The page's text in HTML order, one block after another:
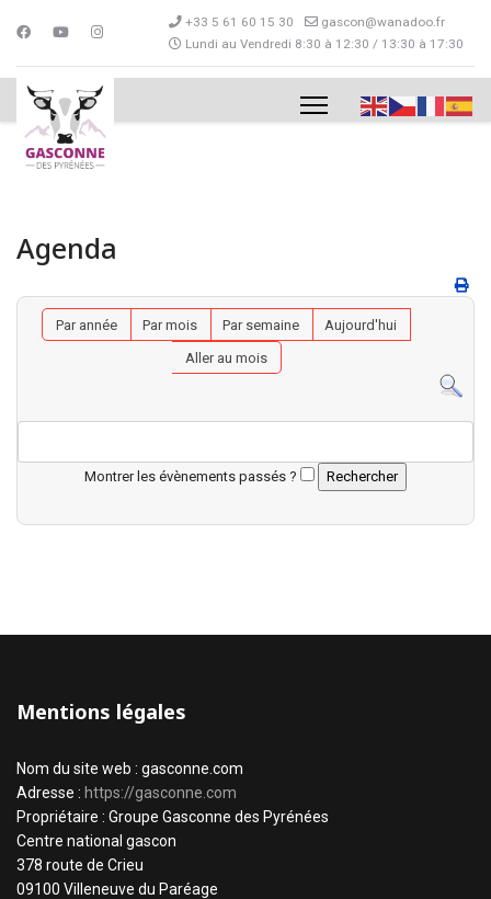
+33 5 61 60 15 30
gascon@wanadoo.fr
Lundi au Vendredi 8:30 à 12:30 / 13:30 à 17:30
Agenda
Par année Par mois Par semaine
Aujourd'hui
Aller au mois
Montrer les évènements passés ?
Mentions légales
Nom du site web : gasconne.com
Adresse : https://gasconne.com
Propriétaire : Groupe Gasconne des Pyrénées
Centre national gascon
378 route de Crieu
09100 Villeneuve du Paréage